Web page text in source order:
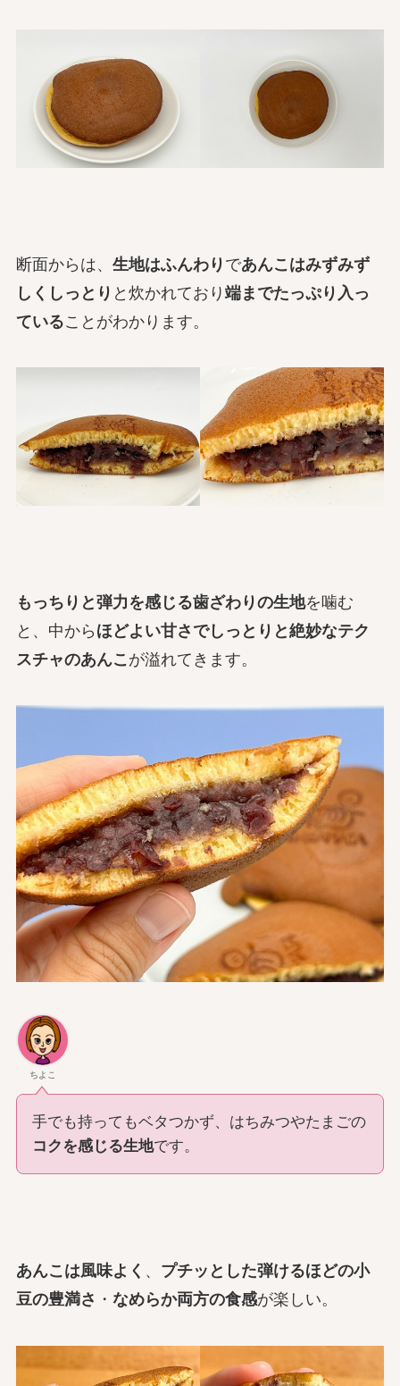
断面からは、 生地はふんわり であんこはみずみず
しくしっとり と炊かれており 端までたっぷり入っ
ていることがわかります。
もっちりと弾力を感じる歯ざわりの生地を噛む
と、中から ほどよい甘さでしっとりと絶妙なテク
スチャのあんこ が溢れてきます。
ちよこ
手でも持ってもベタつかず、はちみつやたまごの
コクを感じる生地です。
あんこは風味よく 、 プチッとした弾けるほどの小
豆の豊満さ ・ なめらか両方の食感が楽しい。